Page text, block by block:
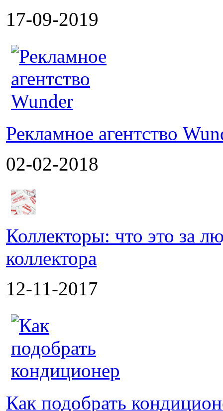
17-09-2019
Рекламное агентство
02-02-2018
Коллекторы: что это за
коллектора
12-11-2017
Как подобрать